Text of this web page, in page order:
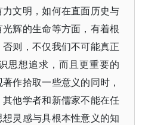
文明，如何在直面历史与
辉的生命等方面，有着根
则，不仅我们不可能真正
思想追求，而且更重要的
作拾取一些意义的同时，
他学者和新儒家不能在任
灵感与具根本性意义的知